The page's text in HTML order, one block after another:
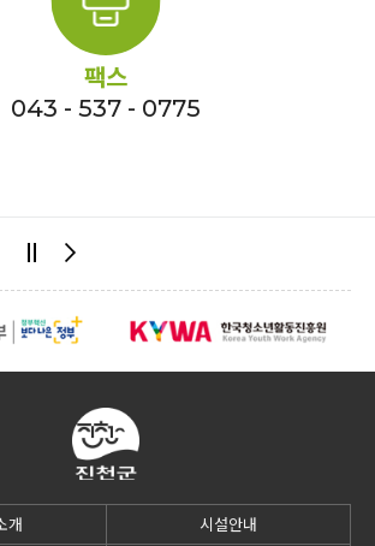
팩스
043 - 537 - 0775
개 시설안내